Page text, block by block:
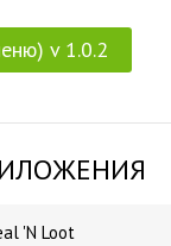
v 1.0.2
'N Loot